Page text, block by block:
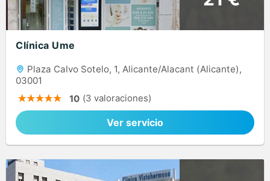
Clínica Ume
Plaza Calvo Sotelo, 1, Alicante/Alacant (Alicante),
03001
10 (3 valoraciones)
Ver servicio